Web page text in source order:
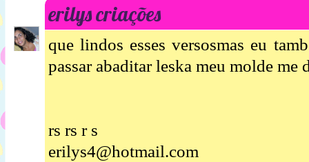
erilys criações
que lindos esses versosmas eu
passar abaditar leska meu molde me
rs rs r s
erilys4@hotmail.com